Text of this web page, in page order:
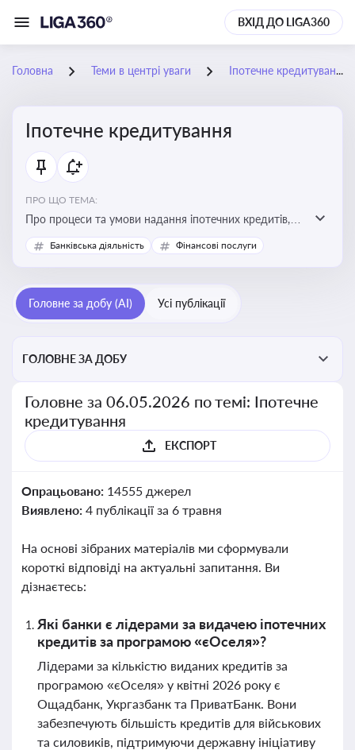
ВХІД ДО LIGA360
Головна Теми в центрі уваги Іпотечне кредитування
Іпотечне кредитування
ПРО ЩО ТЕМА:
Про процеси та умови надання іпотечних кредитів,
зміни у законодавстві та тенденції на ринку житла
Банківська діяльність Фінансові послуги
Головне за добу (AI) Усі публікації
ГОЛОВНЕ ЗА ДОБУ
Головне за 06.05.2026 по темі: Іпотечне
кредитування
ЕКСПОРТ
Опрацьовано: 14555 джерел
Виявлено: 4 публікації за 6 травня
На основі зібраних матеріалів ми сформували
короткі відповіді на актуальні запитання. Ви
дізнаєтесь:
Які банки є лідерами за видачею іпотечних
кредитів за програмою «єОселя»?
Лідерами за кількістю виданих кредитів за
програмою «єОселя» у квітні 2026 року є
Ощадбанк, Укргазбанк та ПриватБанк. Вони
забезпечують більшість кредитів для військових
та силовиків, підтримуючи державну ініціативу